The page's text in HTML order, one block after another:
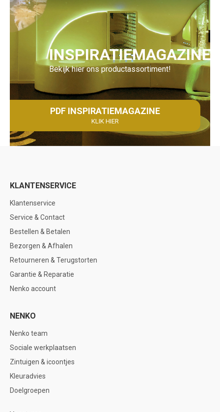
INSPIRATIEMAGAZINE
Bekijk hier ons productassortiment!
PDF INSPIRATIEMAGAZINE
KLIK HIER
KLANTENSERVICE
Klantenservice
Service & Contact
Bestellen & Betalen
Bezorgen & Afhalen
Retourneren & Terugstorten
Garantie & Reparatie
Nenko account
NENKO
Nenko team
Sociale werkplaatsen
Zintuigen & icoontjes
Kleuradvies
Doelgroepen